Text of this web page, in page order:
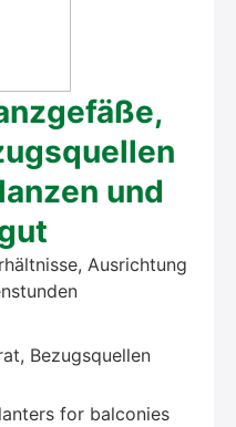
und
Aus­rich­tung
Bezugs­quel­len
for bal­co­nies